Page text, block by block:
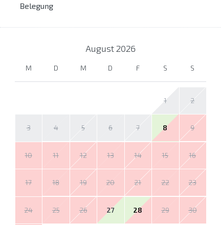
Belegung
August 2026
M D M D F S S
1 2
3 4 5 6 7 8 9
10 11 12 13 14 15 16
17 18 19 20 21 22 23
24 25 26 27 28 29 30